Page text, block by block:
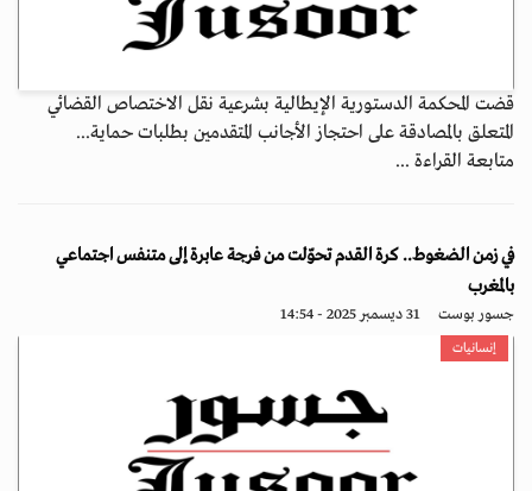
قضت المحكمة الدستورية الإيطالية بشرعية نقل الاختصاص القضائي
المتعلق بالمصادقة على احتجاز الأجانب المتقدمين بطلبات حماية...
متابعة القراءة ...
في زمن الضغوط.. كرة القدم تحوّلت من فرجة عابرة إلى متنفس اجتماعي
بالمغرب
جسور بوست 31 ديسمبر 2025 - 14:54
إنسانيات